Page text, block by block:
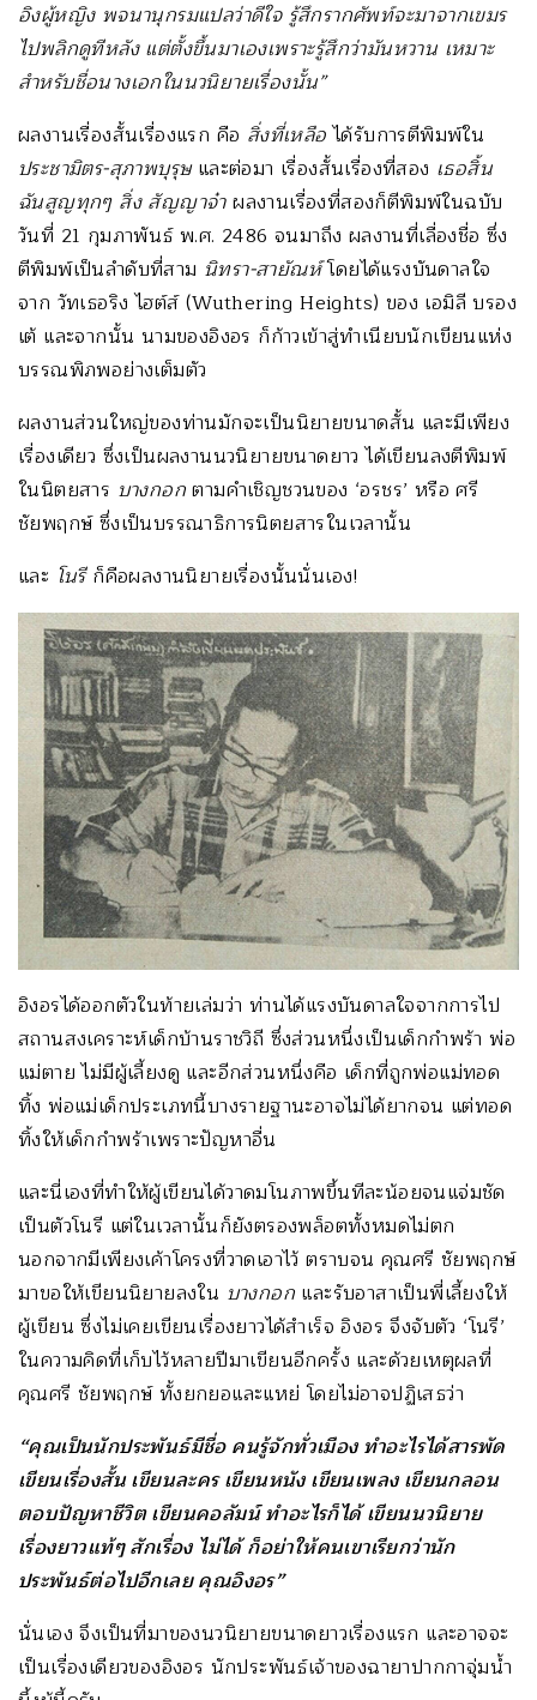
อิงผู้หญิง พจนานุกรมแปลว่าดีใจ รู้สึกรากศัพท์จะมาจากเขมร
ไปพลิกดูทีหลัง แต่ตั้งขึ้นมาเองเพราะรู้สึกว่ามันหวาน เหมาะ
สำหรับชื่อนางเอกในนวนิยายเรื่องนั้น”
ผลงานเรื่องสั้นเรื่องแรก คือ สิ่งที่เหลือได้รับการตีพิมพ์ใน
ประชามิตร-สุภาพบุรุษและต่อมา เรื่องสั้นเรื่องที่สอง เธอสิ้น
ฉันสูญทุกๆ สิ่ง สัญญาจ๋าผลงานเรื่องที่สองก็ตีพิมพ์ในฉบับ
วันที่ 21 กุมภาพันธ์ พ.ศ. 2486 จนมาถึง ผลงานที่เลื่องชื่อ ซึ่ง
ตีพิมพ์เป็นลำดับที่สาม นิทรา-สายัณห์โดยได้แรงบันดาลใจ
จาก วัทเธอริง ไฮต์ส์ (Wuthering Heights) ของ เอมิลี บรอง
เต้ และจากนั้น นามของอิงอร ก็ก้าวเข้าสู่ทำเนียบนักเขียนแห่ง
บรรณพิภพอย่างเต็มตัว
ผลงานส่วนใหญ่ของท่านมักจะเป็นนิยายขนาดสั้น และมีเพียง
เรื่องเดียว ซึ่งเป็นผลงานนวนิยายขนาดยาว ได้เขียนลงตีพิมพ์
ในนิตยสาร บางกอกตามคำเชิญชวนของ ‘อรชร’ หรือ ศรี
ชัยพฤกษ์ ซึ่งเป็นบรรณาธิการนิตยสารในเวลานั้น
และ โนรีก็คือผลงานนิยายเรื่องนั้นนั่นเอง!
อิงอรได้ออกตัวในท้ายเล่มว่า ท่านได้แรงบันดาลใจจากการไป
สถานสงเคราะห์เด็กบ้านราชวิถี ซึ่งส่วนหนึ่งเป็นเด็กกำพร้า พ่อ
แม่ตาย ไม่มีผู้เลี้ยงดู และอีกส่วนหนึ่งคือ เด็กที่ถูกพ่อแม่ทอด
ทิ้ง พ่อแม่เด็กประเภทนี้บางรายฐานะอาจไม่ได้ยากจน แต่ทอด
ทิ้งให้เด็กกำพร้าเพราะปัญหาอื่น
และนี่เองที่ทำให้ผู้เขียนได้วาดมโนภาพขึ้นทีละน้อยจนแจ่มชัด
เป็นตัวโนรี แต่ในเวลานั้นก็ยังตรองพล็อตทั้งหมดไม่ตก
นอกจากมีเพียงเค้าโครงที่วาดเอาไว้ ตราบจน คุณศรี ชัยพฤกษ์
มาขอให้เขียนนิยายลงใน บางกอก และรับอาสาเป็นพี่เลี้ยงให้
ผู้เขียน ซึ่งไม่เคยเขียนเรื่องยาวได้สำเร็จ อิงอร จึงจับตัว ‘โนรี’
ในความคิดที่เก็บไว้หลายปีมาเขียนอีกครั้ง และด้วยเหตุผลที่
คุณศรี ชัยพฤกษ์ ทั้งยกยอและแหย่ โดยไม่อาจปฏิเสธว่า
“คุณเป็นนักประพันธ์มีชื่อ คนรู้จักทั่วเมือง ทำอะไรได้สารพัด
เขียนเรื่องสั้น เขียนละคร เขียนหนัง เขียนเพลง เขียนกลอน
ตอบปัญหาชีวิต เขียนคอลัมน์ ทำอะไรก็ได้ เขียนนวนิยาย
เรื่องยาวแท้ๆ สักเรื่อง ไม่ได้ ก็อย่าให้คนเขาเรียกว่านัก
ประพันธ์ต่อไปอีกเลย คุณอิงอร”
นั่นเอง จึงเป็นที่มาของนวนิยายขนาดยาวเรื่องแรก และอาจจะ
เป็นเรื่องเดียวของอิงอร นักประพันธ์เจ้าของฉายาปากกาจุ่มน้ำ